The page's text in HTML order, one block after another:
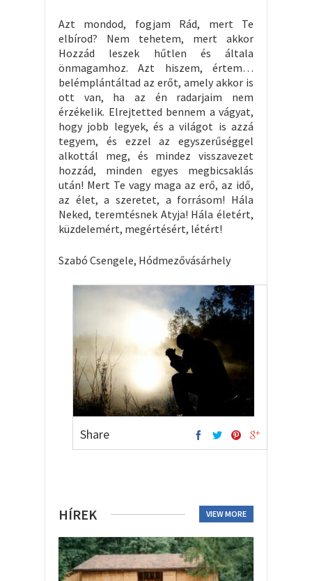
Azt mondod, fogjam Rád, mert Te
elbírod? Nem tehetem, mert akkor
Hozzád leszek hűtlen és általa
önmagamhoz. Azt hiszem, értem…
belémplántáltad az erőt, amely akkor is
ott van, ha az én radarjaim nem
érzékelik. Elrejtetted bennem a vágyat,
hogy jobb legyek, és a világot is azzá
tegyem, és ezzel az egyszerűséggel
alkottál meg, és mindez visszavezet
hozzád, minden egyes megbicsaklás
után! Mert Te vagy maga az erő, az idő,
az élet, a szeretet, a forrásom! Hála
Neked, teremtésnek Atyja! Hála életért,
küzdelemért, megértésért, létért!
Szabó Csengele, Hódmezővásárhely
Share
HÍREK VIEW MORE